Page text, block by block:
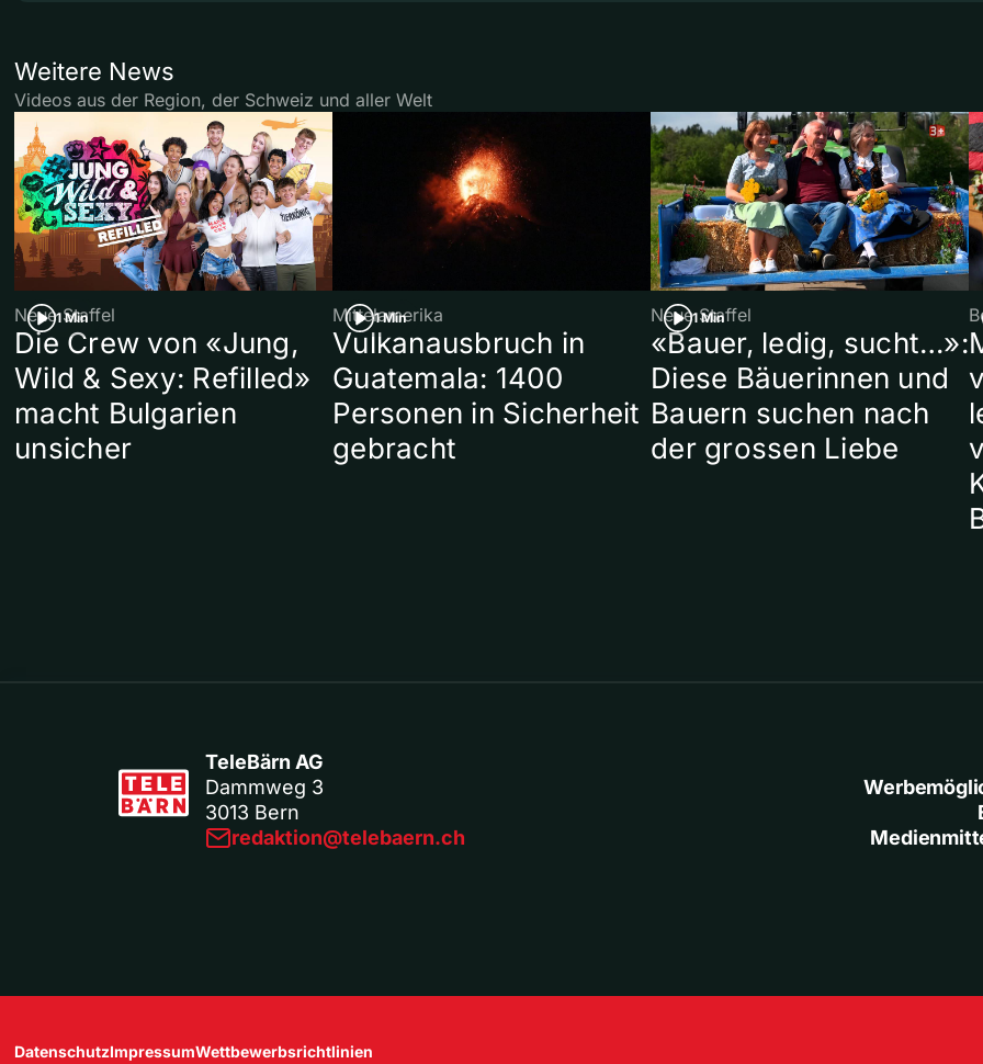
Weitere News
Videos aus der Region, der Schweiz und aller Welt
1 Min
Neue Staffel
Die Crew von «Jung,
Wild & Sexy: Refilled»
macht Bulgarien
unsicher
1 Min
Mittelamerika
Vulkanausbruch in
Guatemala: 1400
Personen in Sicherheit
gebracht
1 Min
Neue Staffel
«Bauer, ledig, sucht…»:
Diese Bäuerinnen und
Bauern suchen nach
der grossen Liebe
TeleBärn AG
Dammweg 3
3013 Bern
redaktion@telebaern.ch
DatenschutzImpressumWettbewerbsrichtlinien